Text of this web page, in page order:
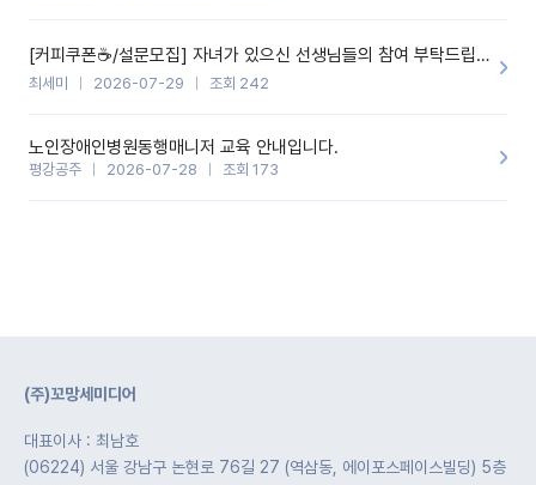
[커피쿠폰☕️/설문모집] 자녀가 있으신 선생님들의 참여 부탁드립니다!!
최세미 2026-07-29 조회 242
노인장애인병원동행매니저 교육 안내입니다.
평강공주 2026-07-28 조회 173
(주)꼬망세미디어
대표이사 : 최남호
(06224) 서울 강남구 논현로 76길 27 (역삼동, 에이포스페이스빌딩) 5층